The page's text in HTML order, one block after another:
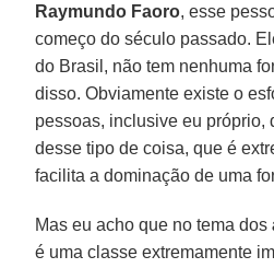
Raymundo Faoro, esse
começo do século passado.
do Brasil, não tem nenhuma
disso. Obviamente existe o
pessoas, inclusive eu próprio,
desse tipo de coisa, que é
facilita a dominação de uma
Mas eu acho que no tema dos
é uma classe extremamente